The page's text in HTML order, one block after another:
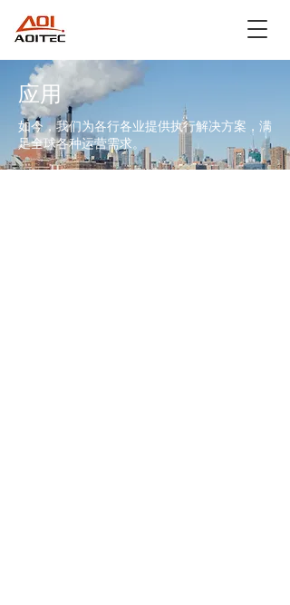
应用
如今，我们为各行各业提供执行解决方案，满
足全球各种运营需求。